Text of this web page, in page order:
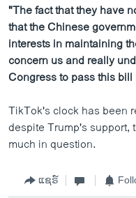
"The fact that they have
that the Chinese
interests in maintaining
concern us and really
Congress to pass this
TikTok's clock has been
despite Trump's support,
much in question.
ແຊຣ໌